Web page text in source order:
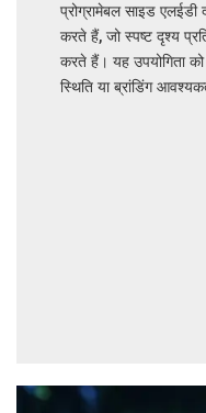
प्रोग्रामेबल साइड
करते हैं, जो स्पष्ट दृश्य
करते हैं। यह उपयोगिता को
स्थिति या ब्रांडिंग